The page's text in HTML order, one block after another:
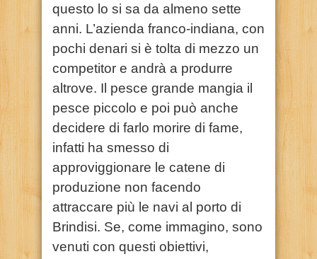
questo lo si sa da almeno sette
anni. L’azienda franco-indiana, con
pochi denari si è tolta di mezzo un
competitor e andrà a produrre
altrove. Il pesce grande mangia il
pesce piccolo e poi può anche
decidere di farlo morire di fame,
infatti ha smesso di
approviggionare le catene di
produzione non facendo
attraccare più le navi al porto di
Brindisi. Se, come immagino, sono
venuti con questi obiettivi,